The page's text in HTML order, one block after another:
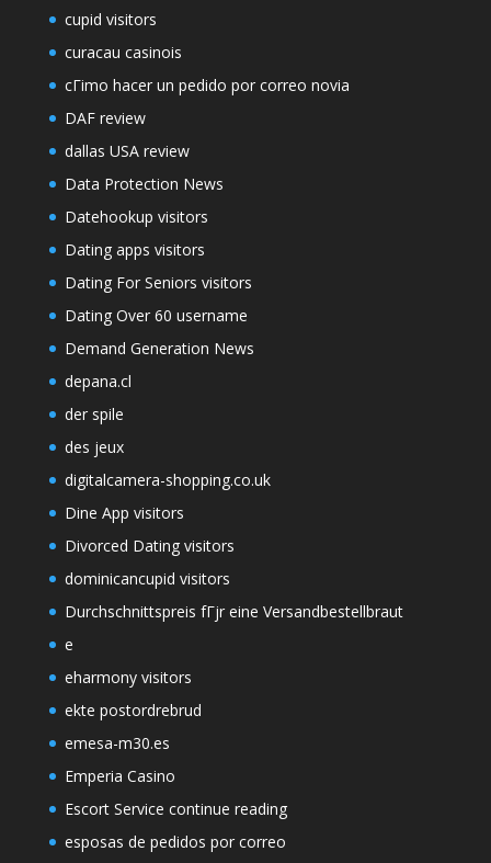
cupid visitors
curacau casinois
cГіmo hacer un pedido por correo novia
DAF review
dallas USA review
Data Protection News
Datehookup visitors
Dating apps visitors
Dating For Seniors visitors
Dating Over 60 username
Demand Generation News
depana.cl
der spile
des jeux
digitalcamera-shopping.co.uk
Dine App visitors
Divorced Dating visitors
dominicancupid visitors
Durchschnittspreis fГјr eine Versandbestellbraut
e
eharmony visitors
ekte postordrebrud
emesa-m30.es
Emperia Casino
Escort Service continue reading
esposas de pedidos por correo